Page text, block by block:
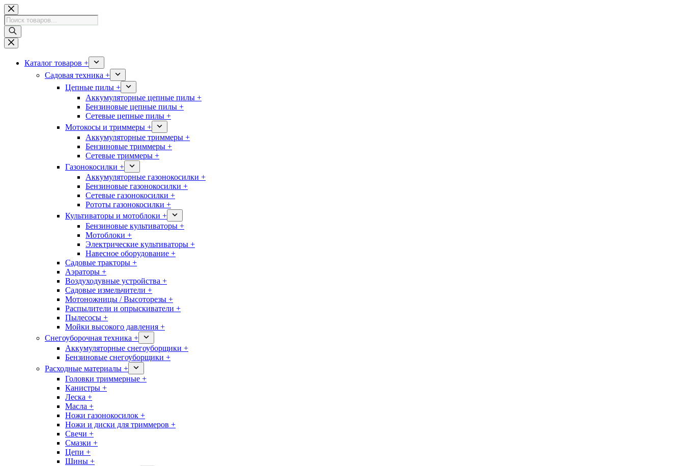
Перейти
к
сути
Поиск
товаров
Каталог товаров +
Садовая техника +
Цепные пилы +
Аккумуляторные цепные пилы +
Бензиновые цепные пилы +
Сетевые цепные пилы +
Мотокосы и триммеры +
Аккумуляторные триммеры +
Бензиновые триммеры +
Сетевые триммеры +
Газонокосилки +
Аккумуляторные газонокосилки +
Бензиновые газонокосилки +
Сетевые газонокосилки +
Рототы газонокосилки +
Культиваторы и мотоблоки +
Бензиновые культиваторы +
Мотоблоки +
Электрические культиваторы +
Навесное оборудование +
Садовые тракторы +
Аэраторы +
Воздуходувные устройства +
Садовые измельчители +
Мотоножницы / Высоторезы +
Распылители и опрыскиватели +
Пылесосы +
Мойки высокого давления +
Снегоуборочная техника +
Аккумуляторные снегоуборщики +
Бензиновые снегоуборщики +
Расходные материалы +
Головки триммерные +
Канистры +
Леска +
Масла +
Ножи газонокосилок +
Ножи и диски для триммеров +
Свечи +
Смазки +
Цепи +
Шины +